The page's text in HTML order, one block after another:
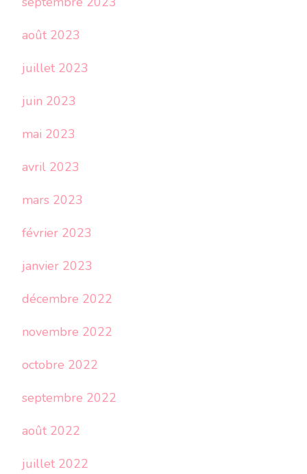
août 2023
juillet 2023
juin 2023
mai 2023
avril 2023
mars 2023
février 2023
janvier 2023
décembre 2022
novembre 2022
octobre 2022
septembre 2022
août 2022
juillet 2022